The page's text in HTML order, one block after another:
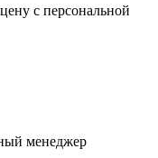
с персональной
менеджер